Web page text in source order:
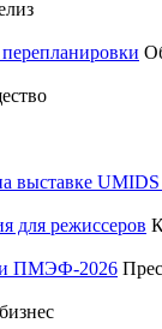
выставке
для режиссеров
ПМЭФ-2026